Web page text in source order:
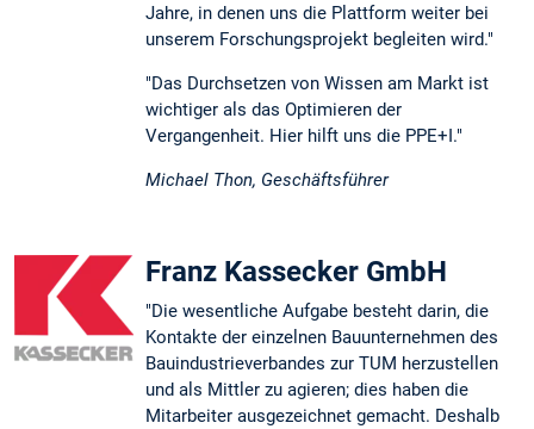
Jahre, in denen uns die Plattform weiter bei
unserem Forschungsprojekt begleiten wird."
"Das Durchsetzen von Wissen am Markt ist
wichtiger als das Optimieren der
Vergangenheit. Hier hilft uns die PPE+I."
Michael Thon, Geschäftsführer
Franz Kassecker GmbH
"Die wesentliche Aufgabe besteht darin, die
Kontakte der einzelnen Bauunternehmen des
Bauindustrieverbandes zur TUM herzustellen
und als Mittler zu agieren; dies haben die
Mitarbeiter ausgezeichnet gemacht. Deshalb